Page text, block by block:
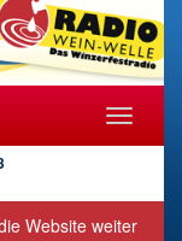
öffnen/
Website weiter